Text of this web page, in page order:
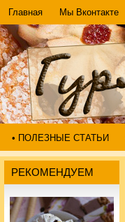
Главная Мы Вконтакте
• ПОЛЕЗНЫЕ СТАТЬИ
РЕКОМЕНДУЕМ